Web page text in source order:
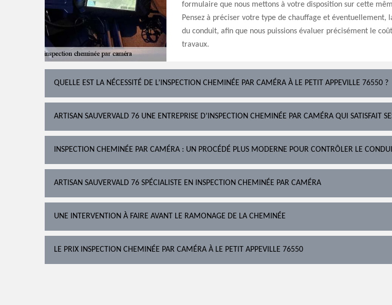
formulaire que nous mettons à votre disposition sur cette
Pensez à préciser votre type de chauffage et éventuellement,
du conduit, afin que nous puissions évaluer précisément le
travaux.
QUELLE EST LA NÉCESSITÉ DE L’INSPECTION CHEMINÉE PAR CAMÉRA À LE PETIT APPEVILLE 76550 ?
ARTISAN SAUVERVALD 76 UNE ENTREPRISE D’INSPECTION CHEMINÉE PAR CAMÉRA QUI SATISFAIT
INSPECTION CHEMINÉE PAR CAMÉRA : UN PROCÉDÉ PLUS MODERNE POUR CONTRÔLER LE
ARTISAN SAUVERVALD 76 SPÉCIALISTE EN INSPECTION CHEMINÉE PAR CAMÉRA
UNE INTERVENTION À FAIRE AVANT LE RAMONAGE DE LA CHEMINÉE
LE PRIX INSPECTION CHEMINÉE PAR CAMÉRA À LE PETIT APPEVILLE 76550